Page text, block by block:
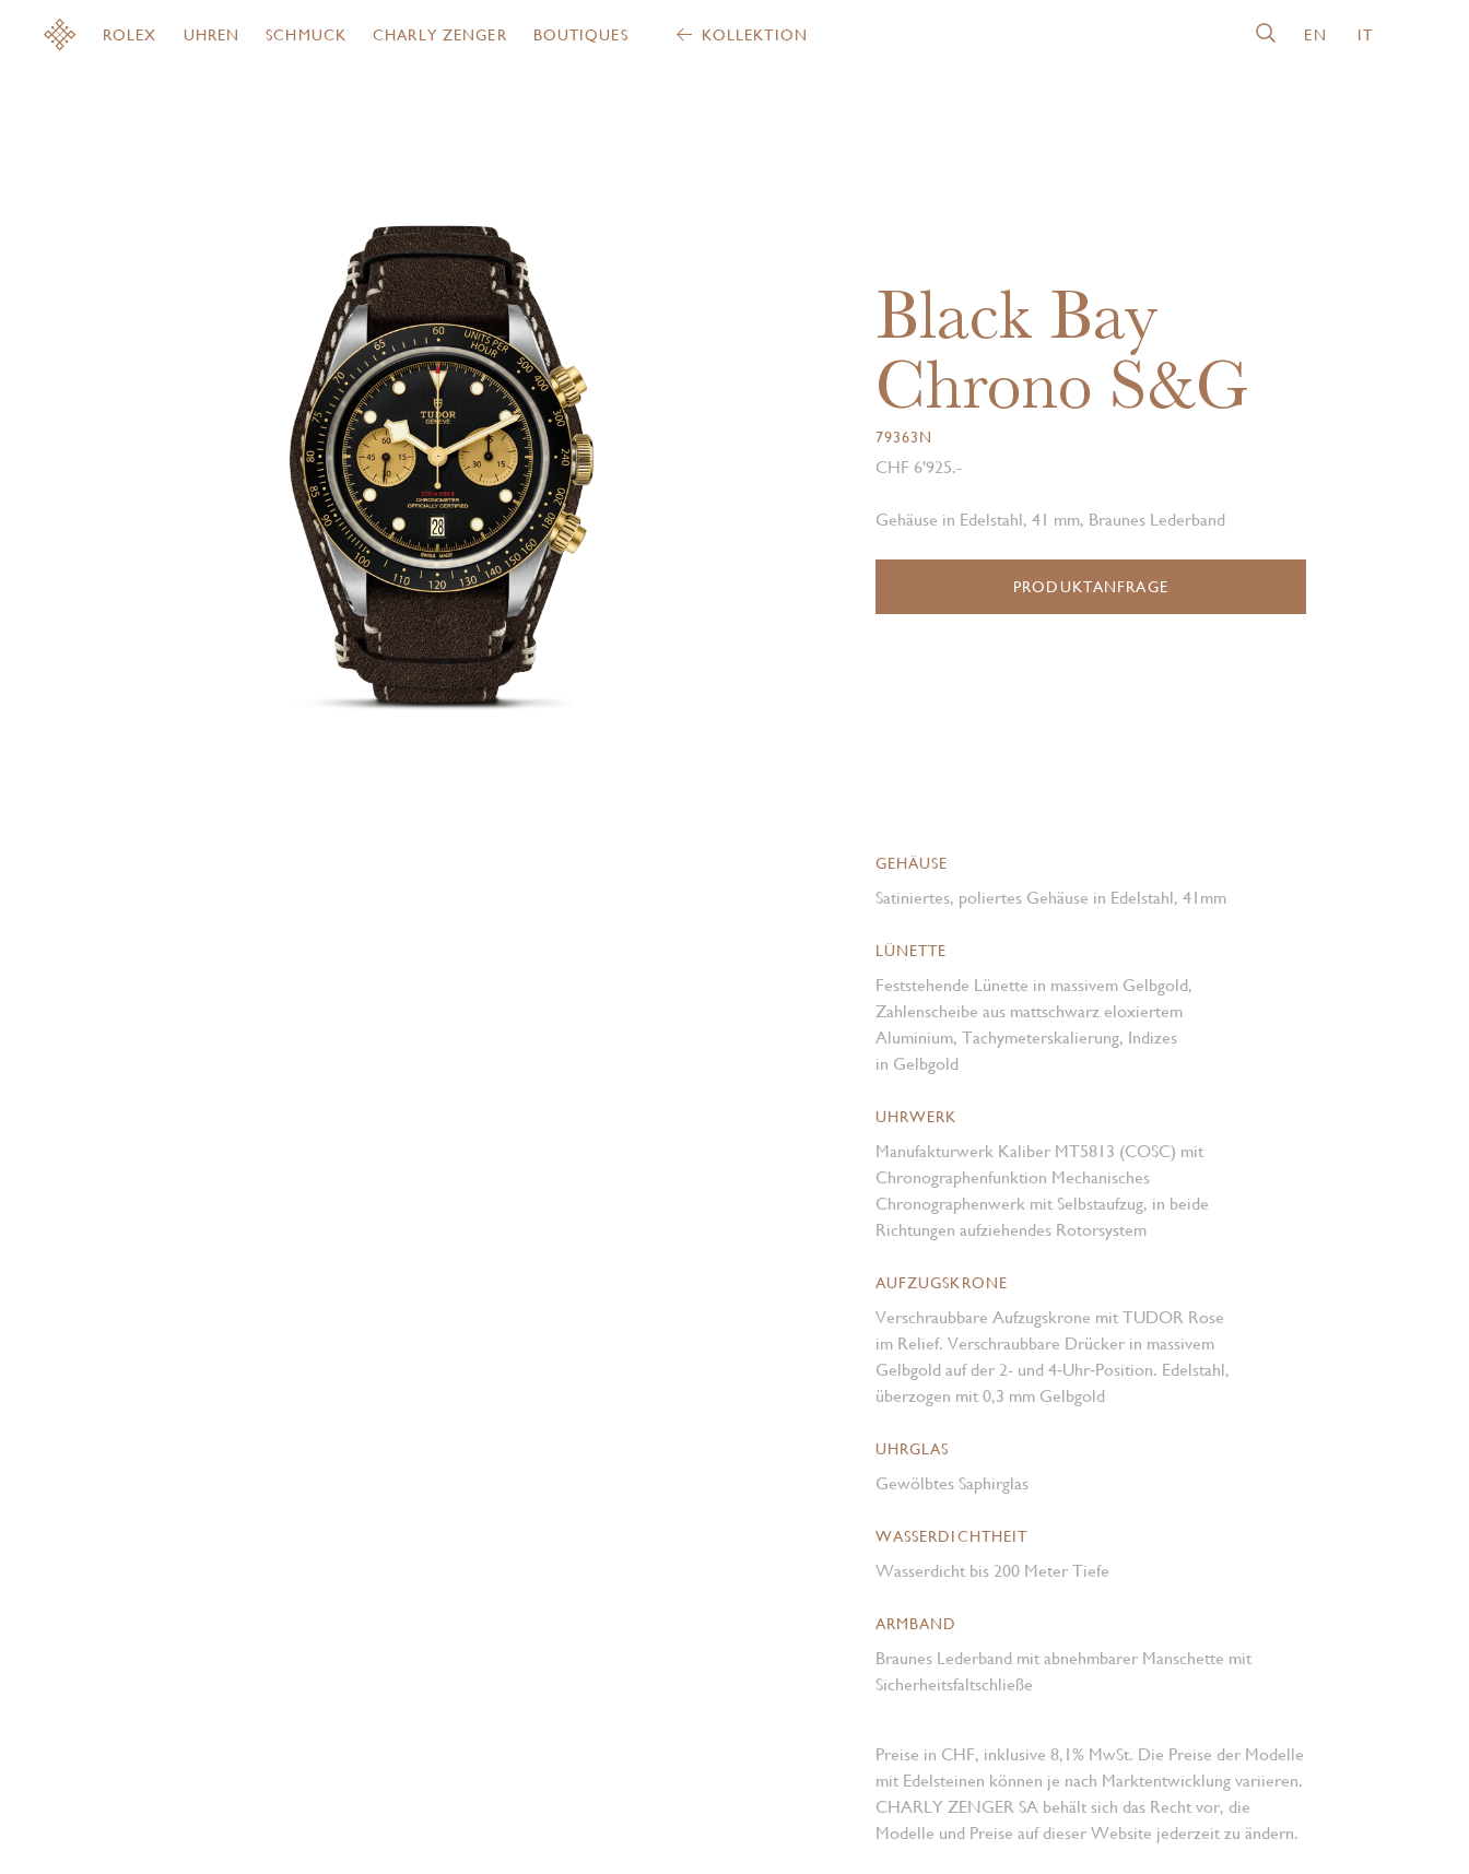
ROLEX UHREN SCHMUCK CHARLY ZENGER BOUTIQUES KOLLEKTION EN IT
Black Bay
Chrono S&G
79363N
CHF 6'925.-
Gehäuse in Edelstahl, 41 mm, Braunes Lederband
PRODUKTANFRAGE
GEHÄUSE
Satiniertes, poliertes Gehäuse in Edelstahl, 41mm
LÜNETTE
Feststehende Lünette in massivem Gelbgold,
Zahlenscheibe aus mattschwarz eloxiertem
Aluminium, Tachymeter­skalierung, Indizes
in Gelbgold
UHRWERK
Manufakturwerk Kaliber MT5813 (COSC) mit
Chronographen­funktion Mechanisches
Chronographenwerk mit Selbstaufzug, in beide
Richtungen aufziehendes Rotorsystem
AUFZUGSKRONE
Verschraubbare Aufzugskrone mit TUDOR Rose
im Relief. Verschraubbare Drücker in massivem
Gelbgold auf der 2- und 4‑Uhr‑Position. Edelstahl,
überzogen mit 0,3 mm Gelbgold
UHRGLAS
Gewölbtes Saphirglas
WASSERDICHTHEIT
Wasserdicht bis 200 Meter Tiefe
ARMBAND
Braunes Lederband mit abnehmbarer Manschette mit
Sicherheitsfaltschließe
Preise in CHF, inklusive 8,1% MwSt. Die Preise der Modelle
mit Edelsteinen können je nach Marktentwicklung variieren.
CHARLY ZENGER SA behält sich das Recht vor, die
Modelle und Preise auf dieser Website jederzeit zu ändern.